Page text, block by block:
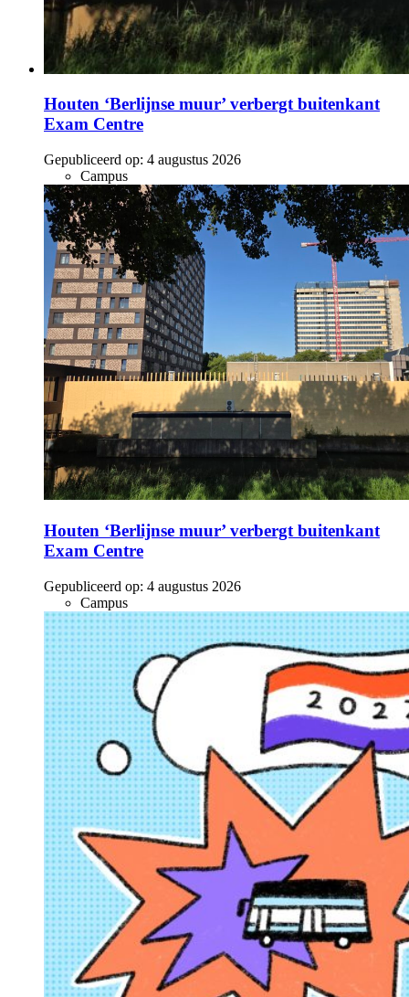
Houten ‘Berlijnse muur’ verbergt buitenkant
Exam Centre
Gepubliceerd op: 4 augustus 2026
Campus
Houten ‘Berlijnse muur’ verbergt buitenkant
Exam Centre
Gepubliceerd op: 4 augustus 2026
Campus